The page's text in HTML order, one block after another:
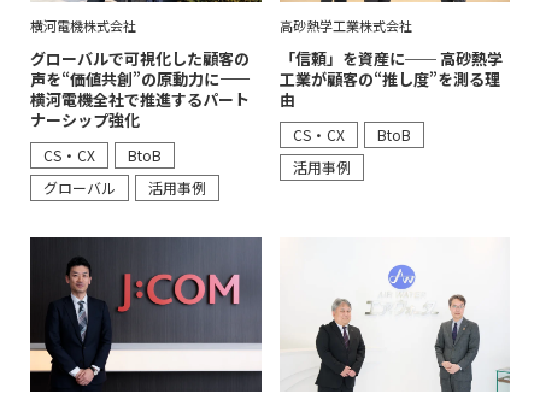
横河電機株式会社
グローバルで可視化した顧客の
声を“価値共創”の原動力に――
横河電機全社で推進するパート
ナーシップ強化
CS・CX
BtoB
グローバル
活用事例
高砂熱学工業株式会社
「信頼」を資産に── 高砂熱学
工業が顧客の“推し度”を測る理
由
CS・CX
BtoB
活用事例